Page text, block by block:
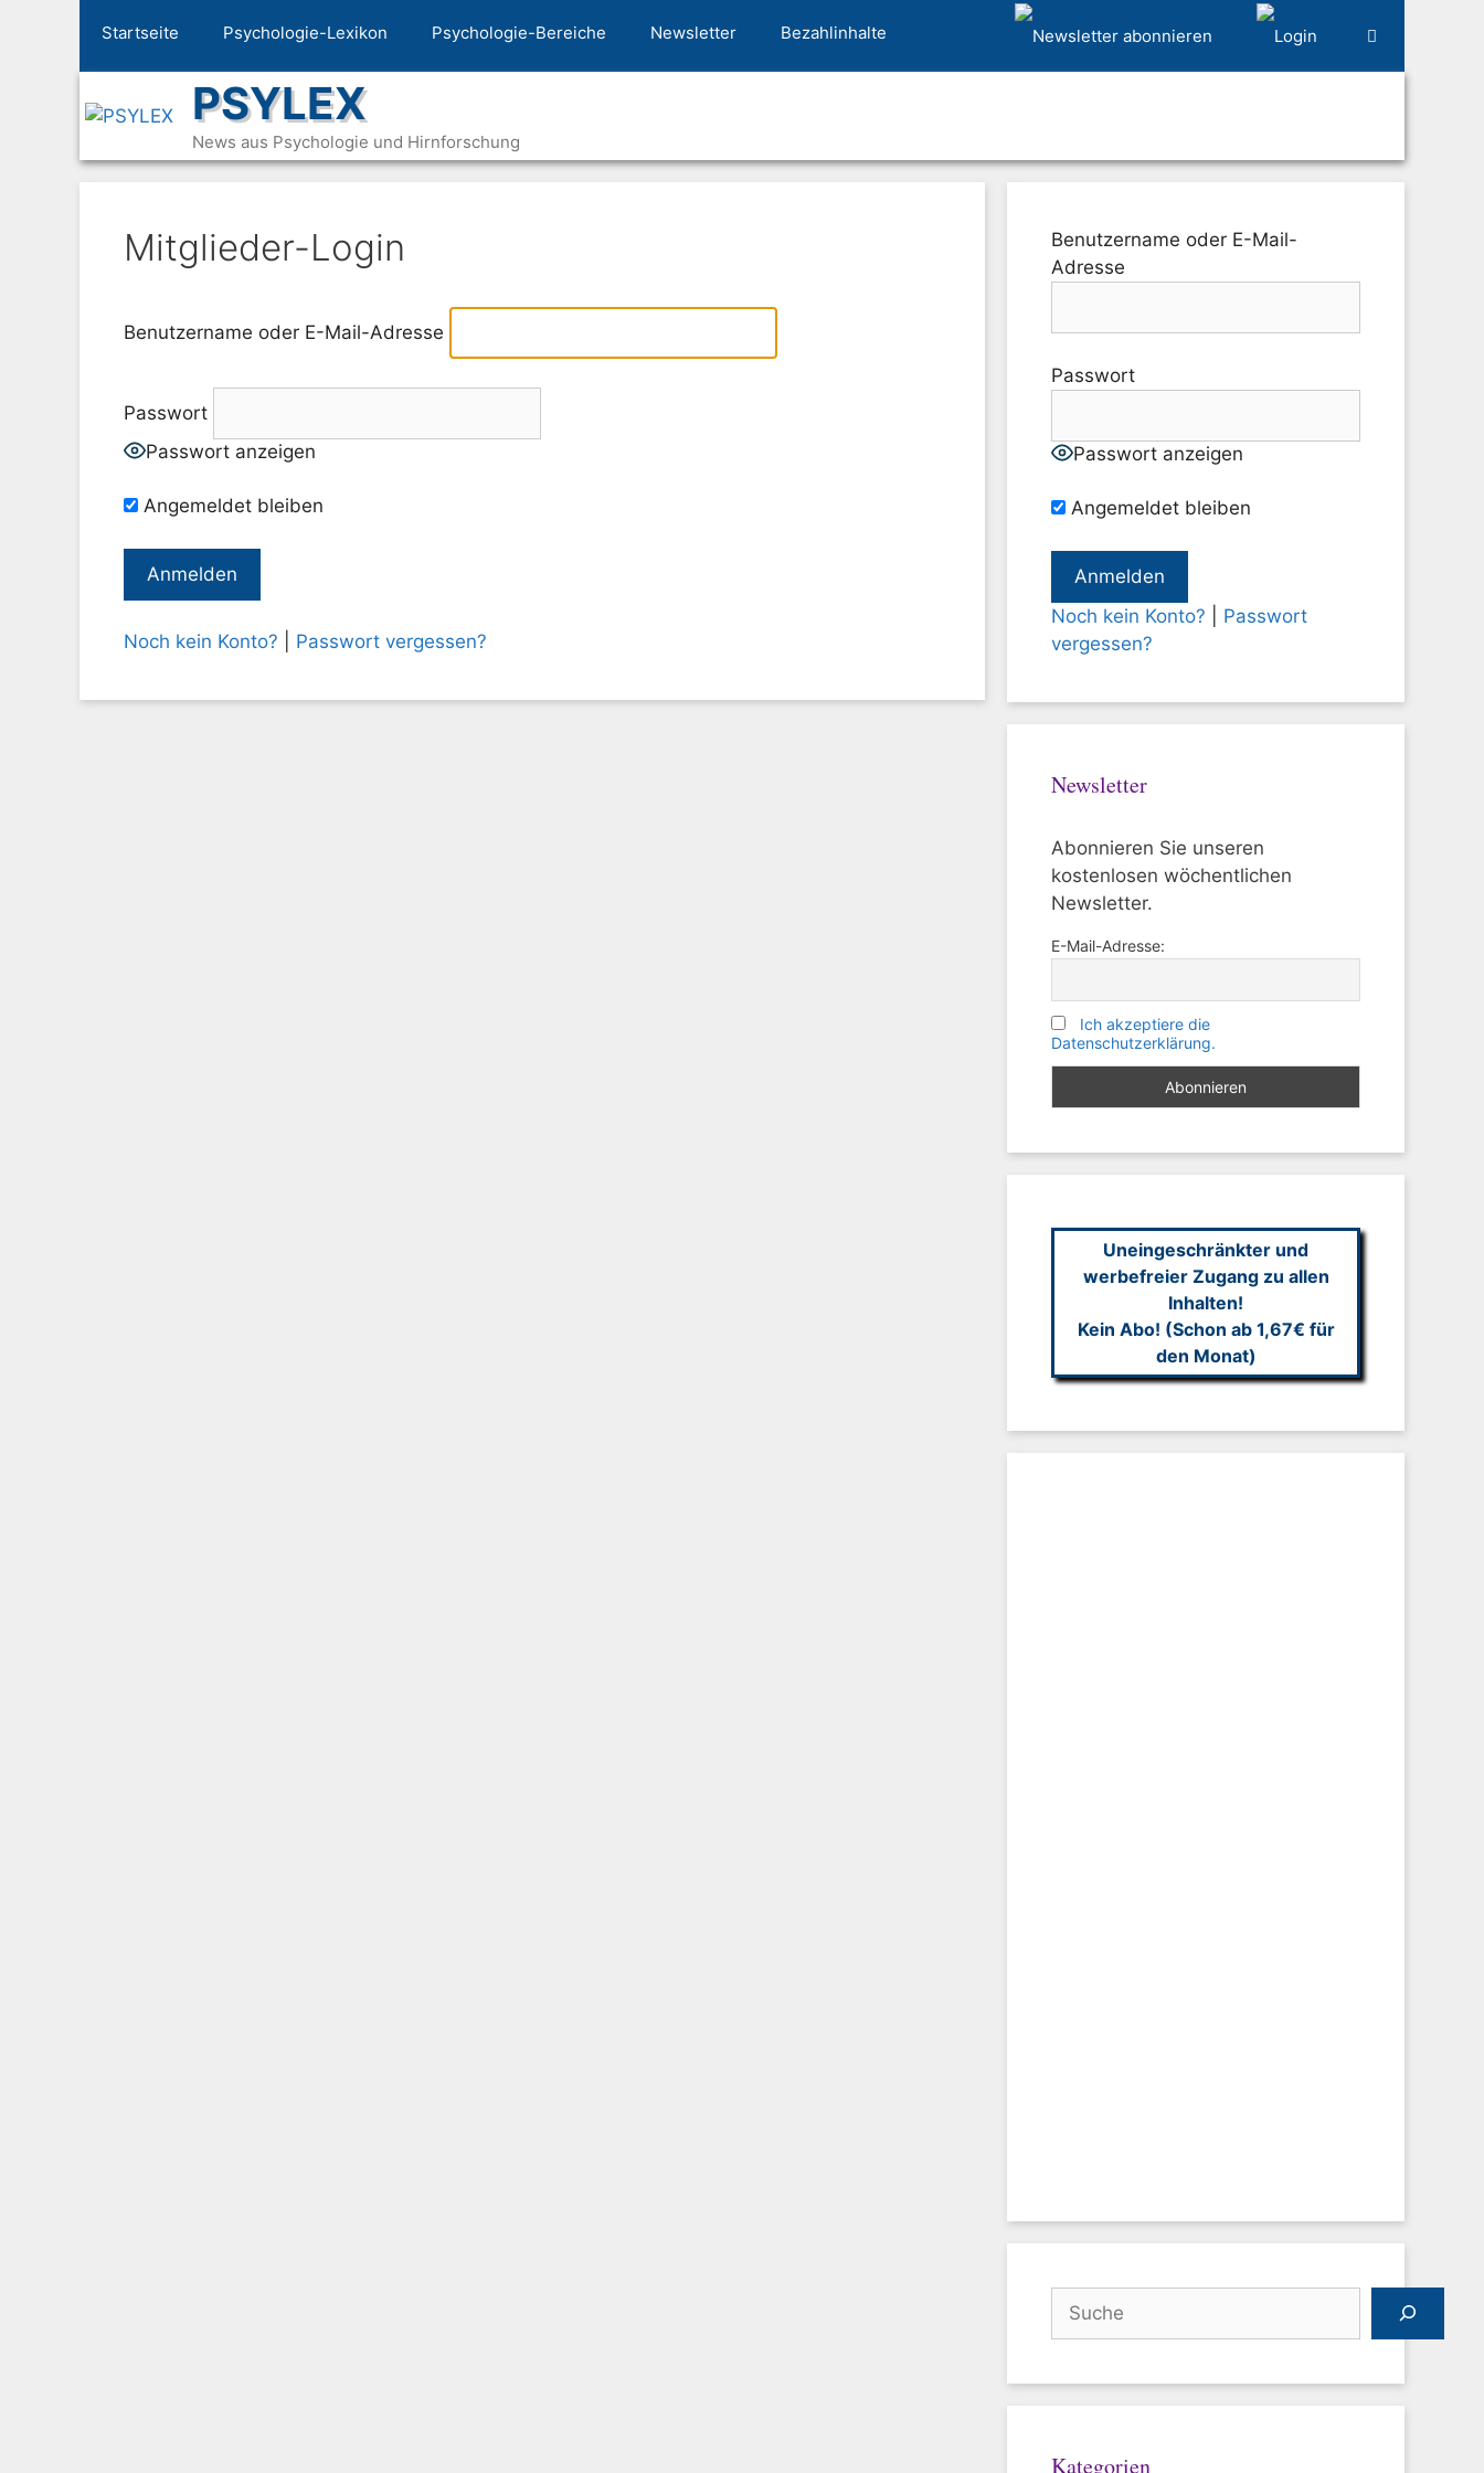
Startseite Psychologie-Lexikon Psychologie-Bereiche Newsletter Bezahlinhalte
PSYLEX
News aus Psychologie und Hirnforschung
Mitglieder-Login
Benutzername oder E-Mail-Adresse
Passwort
Passwort anzeigen
Angemeldet bleiben
Noch kein Konto? Passwort vergessen?
Benutzername oder E-Mail-
Adresse
Passwort
Passwort anzeigen
Angemeldet bleiben
Noch kein Konto?
Passwort
vergessen?
Newsletter
Abonnieren Sie unseren
kostenlosen wöchentlichen
Newsletter.
E-Mail-Adresse:
Ich akzeptiere die
Datenschutzerklärung.
Uneingeschränkter und
werbefreier Zugang zu allen
Inhalten!
Kein Abo! (Schon ab 1,67€ für
den Monat)
Kategorien